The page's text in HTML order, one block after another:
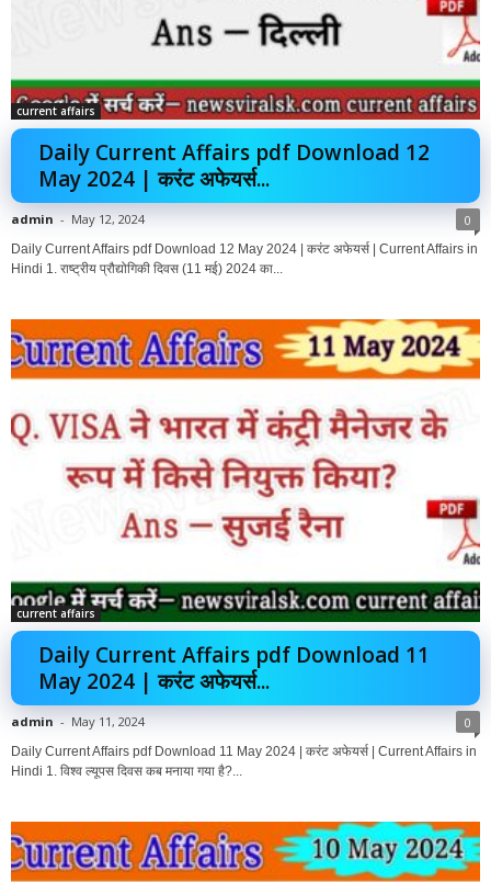
current affairs
Daily Current Affairs pdf Download 12
May 2024 | करंट अफेयर्स...
admin - May 12, 2024 0
Daily Current Affairs pdf Download 12 May 2024 | करंट अफेयर्स | Current Affairs in
Hindi 1. राष्ट्रीय प्रौद्योगिकी दिवस (11 मई) 2024 का...
current affairs
Daily Current Affairs pdf Download 11
May 2024 | करंट अफेयर्स...
admin - May 11, 2024 0
Daily Current Affairs pdf Download 11 May 2024 | करंट अफेयर्स | Current Affairs in
Hindi 1. विश्व ल्यूपस दिवस कब मनाया गया है?...